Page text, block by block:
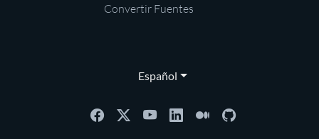
Convertir Fuentes
Español